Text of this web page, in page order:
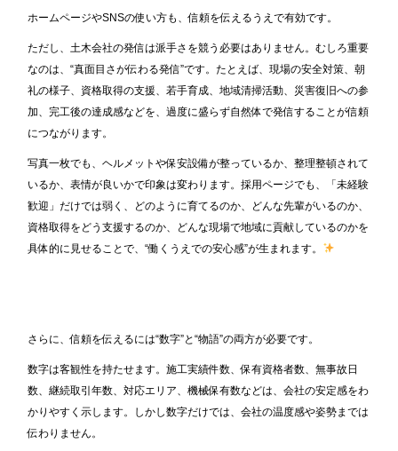
ホームページやSNSの使い方も、信頼を伝えるうえで有効です。
ただし、土木会社の発信は派手さを競う必要はありません。むしろ重要
なのは、“真面目さが伝わる発信”です。たとえば、現場の安全対策、朝
礼の様子、資格取得の支援、若手育成、地域清掃活動、災害復旧への参
加、完工後の達成感などを、過度に盛らず自然体で発信することが信頼
につながります。
写真一枚でも、ヘルメットや保安設備が整っているか、整理整頓されて
いるか、表情が良いかで印象は変わります。採用ページでも、「未経験
歓迎」だけでは弱く、どのように育てるのか、どんな先輩がいるのか、
資格取得をどう支援するのか、どんな現場で地域に貢献しているのかを
具体的に見せることで、“働くうえでの安心感”が生まれます。
さらに、信頼を伝えるには“数字”と“物語”の両方が必要です。
数字は客観性を持たせます。施工実績件数、保有資格者数、無事故日
数、継続取引年数、対応エリア、機械保有数などは、会社の安定感をわ
かりやすく示します。しかし数字だけでは、会社の温度感や姿勢までは
伝わりません。